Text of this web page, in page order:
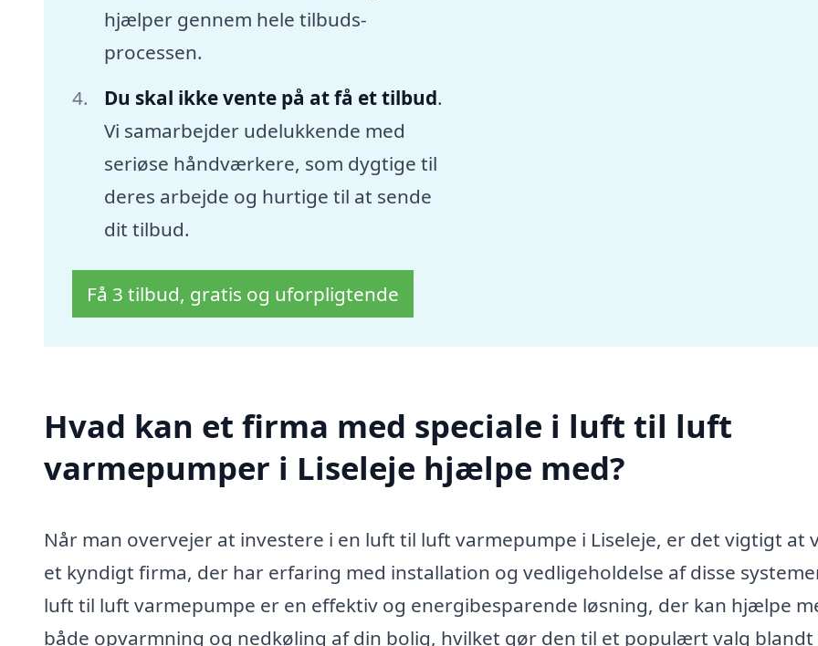
hjælper gennem hele tilbuds-
processen.
Du skal ikke vente på at få et tilbud.
Vi samarbejder udelukkende med
seriøse håndværkere, som dygtige til
deres arbejde og hurtige til at sende
dit tilbud.
Få 3 tilbud, gratis og uforpligtende
Hvad kan et firma med speciale i luft til luft
varmepumper i Liseleje hjælpe med?
Når man overvejer at investere i en luft til luft varmepumpe i Liseleje, er det vigtigt at
et kyndigt firma, der har erfaring med installation og vedligeholdelse af disse
luft til luft varmepumpe er en effektiv og energibesparende løsning, der kan hjælpe
både opvarmning og nedkøling af din bolig, hvilket gør den til et populært valg blandt